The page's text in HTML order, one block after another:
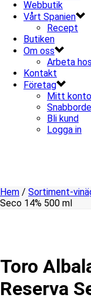
Webbutik
Vårt Spanien
Recept
Butiken
Om oss
Arbeta
Kontakt
Företag
Mitt konto
Bli kund
Logga in
Hem / Sortiment-
Seco 14% 500 ml
Toro
Reserva